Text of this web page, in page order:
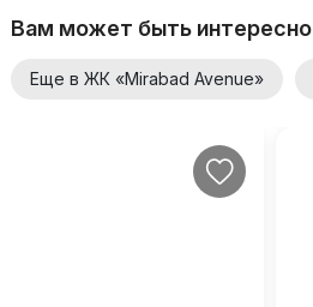
Вам может быть интересно
Еще в ЖК «Mirabad Avenue»